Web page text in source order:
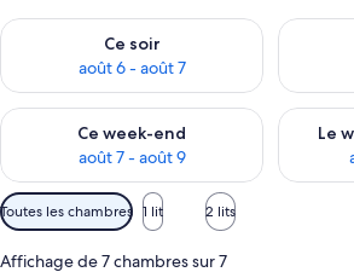
Ce soir
août 6 - août 7
Vérifier la disponibilité pour ce soir août
Vérifier
Ce week-end
août 7 - août 9
Vérifier la disponibilité pour ce week-
Le
Vérifier
Filtres
disponibles
pour
Toutes les chambres 1 lit 2 lits
Affichage de 7 chambres sur 7